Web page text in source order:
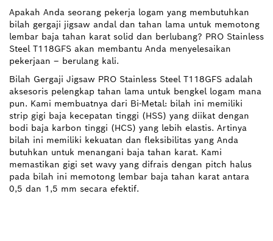
Apakah Anda seorang pekerja logam yang membutuhkan
bilah gergaji jigsaw andal dan tahan lama untuk memotong
lembar baja tahan karat solid dan berlubang? PRO Stainless
Steel T118GFS akan membantu Anda menyelesaikan
pekerjaan – berulang kali.
Bilah Gergaji Jigsaw PRO Stainless Steel T118GFS adalah
aksesoris pelengkap tahan lama untuk bengkel logam mana
pun. Kami membuatnya dari Bi-Metal: bilah ini memiliki
strip gigi baja kecepatan tinggi (HSS) yang diikat dengan
bodi baja karbon tinggi (HCS) yang lebih elastis. Artinya
bilah ini memiliki kekuatan dan fleksibilitas yang Anda
butuhkan untuk menangani baja tahan karat. Kami
memastikan gigi set wavy yang difrais dengan pitch halus
pada bilah ini memotong lembar baja tahan karat antara
0,5 dan 1,5 mm secara efektif.